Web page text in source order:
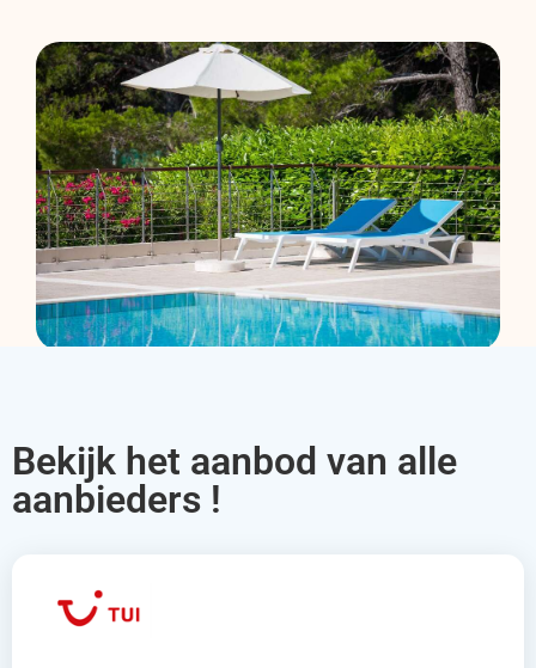
Bekijk het aanbod van alle
aanbieders !